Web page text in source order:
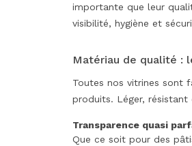
importante que leur
visibilité, hygiène et
Matériau de qualité :
Toutes nos vitrines sont
produits. Léger,
Transparence quasi
Que ce soit pour des